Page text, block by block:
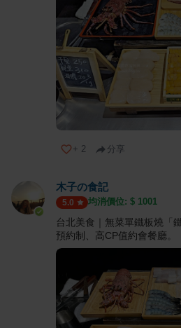
+ 2 分享
木子の食記
5.0 均消價位: $ 1001
台北美食｜無菜單鐵板燒「
預約制、高CP值約會餐廳。